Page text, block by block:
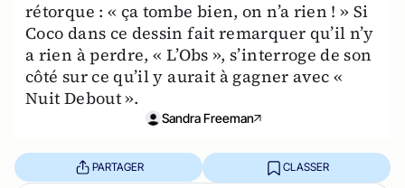
rétorque : « ça tombe bien, on n’a rien ! » Si
Coco dans ce dessin fait remarquer qu’il n’y
a rien à perdre, « L’Obs », s’interroge de son
côté sur ce qu’il y aurait à gagner avec «
Nuit Debout ».
Sandra Freeman
PARTAGER CLASSER